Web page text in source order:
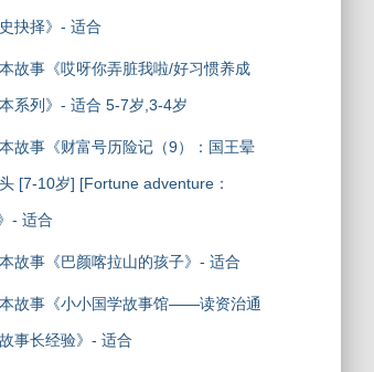
抉择》- 适合
故事《哎呀你弄脏我啦/好习惯养成
系列》- 适合 5-7岁,3-4岁
故事《财富号历险记（9）：国王晕
[7-10岁] [Fortune adventure：
- 适合
故事《巴颜喀拉山的孩子》- 适合
故事《小小国学故事馆——读资治通
事长经验》- 适合